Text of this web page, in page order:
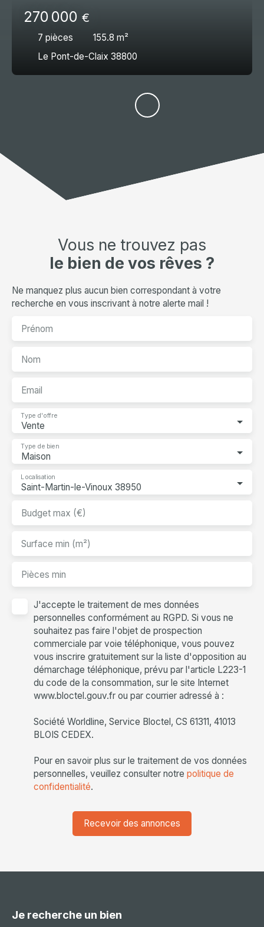
270 000 €
7 pièces 155.8 m²
Le Pont-de-Claix 38800
Vous ne trouvez pas
le bien de vos rêves ?
Ne manquez plus aucun bien correspondant à votre
recherche en vous inscrivant à notre alerte mail !
Prénom
Nom
Email
Vente
Type d'offre
Maison
Type de bien
Saint-Martin-le-Vinoux 38950
Localisation
Budget max (€)
Surface min (m²)
Pièces min
J'accepte le traitement de mes données
personnelles conformément au RGPD. Si vous ne
souhaitez pas faire l'objet de prospection
commerciale par voie téléphonique, vous pouvez
vous inscrire gratuitement sur la liste d'opposition au
démarchage téléphonique, prévu par l'article L223-1
du code de la consommation, sur le site Internet
www.bloctel.gouv.fr ou par courrier adressé à :
Société Worldline, Service Bloctel, CS 61311, 41013
BLOIS CEDEX.
Pour en savoir plus sur le traitement de vos données
personnelles, veuillez consulter notre politique de
confidentialité.
Recevoir des annonces
Je recherche un bien